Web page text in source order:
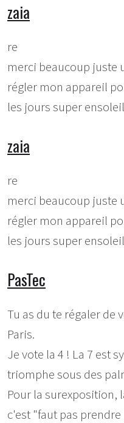
zaia
re
merci beaucoup juste
régler mon appareil
les jours super
zaia
re
merci beaucoup juste
régler mon appareil
les jours super
PasTec
Tu as du te régaler de
Paris.
Je vote la 4 ! La 7 est
triomphe sous des
Pour la surexposition,
c'est "faut pas